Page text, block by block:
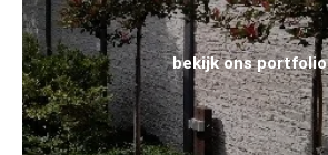
bekijk ons portfolio